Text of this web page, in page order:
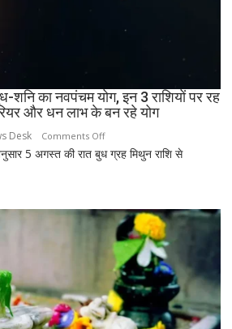
या
नहीं
शनि का नवपंचम योग, इन 3 राशियों पर रह
और धन लाभ के बन रहे योग
Desk Comments Offon
5
बाद
बनेगा
बुध-
शनि
नवपंचम
योग,
5 अगस्त की रात बुध ग्रह मिथुन राशि से